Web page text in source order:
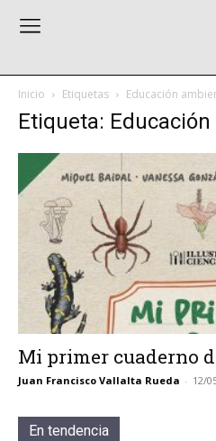
Inicio Etiquetas Educación
Etiqueta:
Mi primer cuaderno
Juan Francisco Vallalta Rueda - 12/
En tendencia